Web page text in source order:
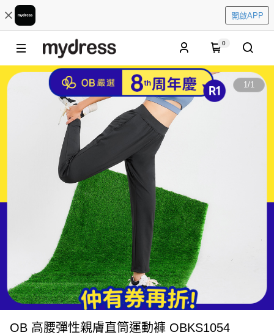
開啟APP
0
1/1
OB 高腰彈性親膚直筒運動褲 OBKS1054